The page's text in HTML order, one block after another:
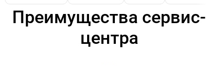
Преимущества сервис-
центра